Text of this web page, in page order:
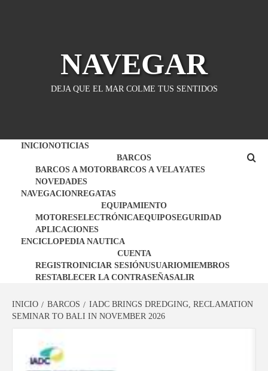
NAVEGAR
DEJA QUE EL MAR COLME TUS SENTIDOS
INICIONOTICIAS
BARCOS
BARCOS A MOTORBARCOS A VELAYATES
NOVEDADES
NAVEGACIONREGATAS
EQUIPAMIENTO
MOTORESELECTRÓNICAEQUIPOSEGURIDAD
APLICACIONES
ENCICLOPEDIA NAUTICA
CUENTA
REGISTROINICIAR SESIÓNUSUARIOMIEMBROS
RESTABLECER LA CONTRASEÑASALIR
INICIO BARCOS
IADC BRINGS DREDGING, RECLAMATION
SEMINAR TO BALI IN NOVEMBER 2026